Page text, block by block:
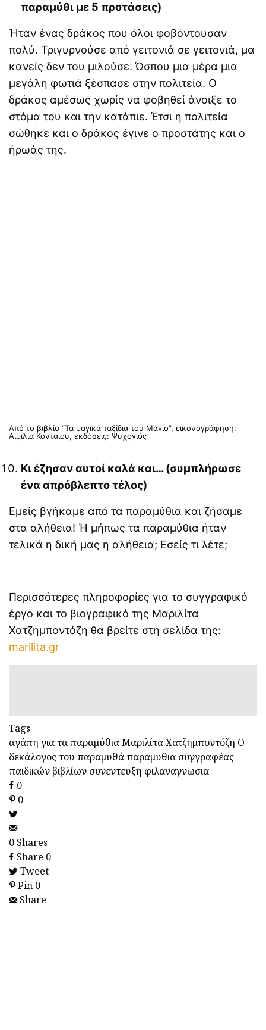
παραμύθι με 5 προτάσεις)
Ήταν ένας δράκος που όλοι φοβόντουσαν
πολύ. Τριγυρνούσε από γειτονιά σε γειτονιά, μα
κανείς δεν του μιλούσε. Ώσπου μια μέρα μια
μεγάλη φωτιά ξέσπασε στην πολιτεία. Ο
δράκος αμέσως χωρίς να φοβηθεί άνοιξε το
στόμα του και την κατάπιε. Έτσι η πολιτεία
σώθηκε και ο δράκος έγινε ο προστάτης και ο
ήρωάς της.
Από το βιβλίο “Τα μαγικά ταξίδια του Μάγιο”, εικονογράφηση:
Αιμιλία Κονταίου, εκδόσεις: Ψυχογιός
Κι έζησαν αυτοί καλά και… (συμπλήρωσε
ένα απρόβλεπτο τέλος)
Εμείς βγήκαμε από τα παραμύθια και ζήσαμε
στα αλήθεια! Ή μήπως τα παραμύθια ήταν
τελικά η δική μας η αλήθεια; Εσείς τι λέτε;
Περισσότερες πληροφορίες για το συγγραφικό
έργο και το βιογραφικό της Μαριλίτα
Χατζημποντόζη θα βρείτε στη σελίδα της:
marilita.gr
Tags
αγάπη για τα παραμύθιαΜαριλίτα Χατζημποντόζη Ο
δεκάλογος του παραμυθάπαραμυθια συγγραφέας
παιδικών βιβλίων συνεντευξη φιλαναγνωσια
0
0
0 Shares
Share 0
Tweet
Pin 0
Share